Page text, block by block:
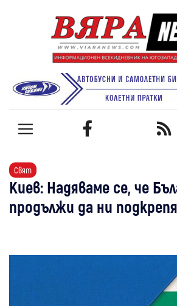
Свят
Киев: Надяваме се, че
продължи да ни подкрепя